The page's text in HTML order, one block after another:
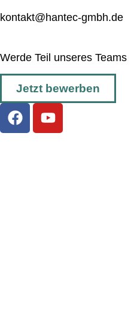
kontakt@hantec-gmbh.de
Werde Teil unseres Teams
Jetzt bewerben